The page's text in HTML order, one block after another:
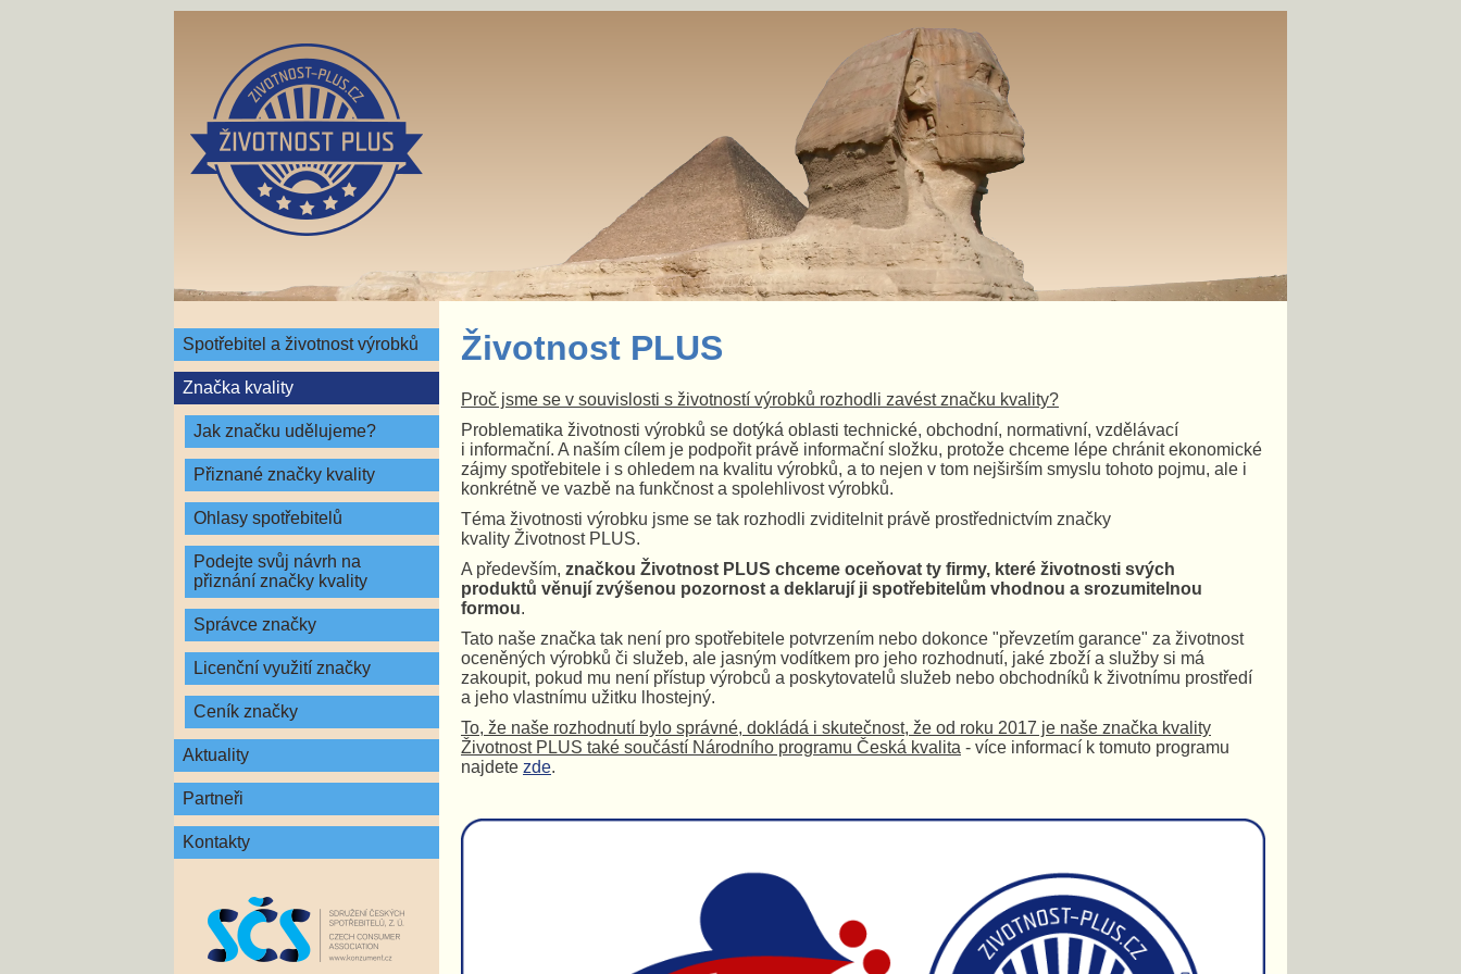
Spotřebitel a životnost výrobků
Značka kvality
Jak značku udělujeme?
Přiznané značky kvality
Ohlasy spotřebitelů
Podejte svůj návrh na
přiznání značky kvality
Správce značky
Licenční využití značky
Ceník značky
Aktuality
Partneři
Kontakty
Životnost PLUS
Proč jsme se v souvislosti s životností výrobků rozhodli zavést značku kvality?
Problematika životnosti výrobků se dotýká oblasti technické, obchodní, normativní, vzdělávací
i informační. A naším cílem je podpořit právě informační složku, protože chceme lépe chránit ekonomické
zájmy spotřebitele i s ohledem na kvalitu výrobků, a to nejen v tom nejširším smyslu tohoto pojmu, ale i
konkrétně ve vazbě na funkčnost a spolehlivost výrobků.
Téma životnosti výrobku jsme se tak rozhodli zviditelnit právě prostřednictvím značky
kvality Životnost PLUS.
A především, značkou Životnost PLUS chceme oceňovat ty firmy, které životnosti svých
produktů věnují zvýšenou pozornost a deklarují ji spotřebitelům vhodnou a srozumitelnou
formou.
Tato naše značka tak není pro spotřebitele potvrzením nebo dokonce "převzetím garance" za životnost
oceněných výrobků či služeb, ale jasným vodítkem pro jeho rozhodnutí, jaké zboží a služby si má
zakoupit, pokud mu není přístup výrobců a poskytovatelů služeb nebo obchodníků k životnímu prostředí
a jeho vlastnímu užitku lhostejný.
To, že naše rozhodnutí bylo správné, dokládá i skutečnost, že od roku 2017 je naše značka kvality
Životnost PLUS také součástí Národního programu Česká kvalita - více informací k tomuto programu
najdete zde.